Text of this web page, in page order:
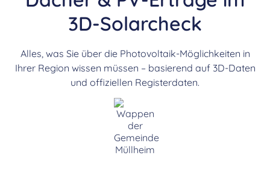
3D-Solarcheck
Alles, was Sie über die Photovoltaik-Möglichkeiten in
Ihrer Region wissen müssen – basierend auf 3D-Daten
und offiziellen Registerdaten.